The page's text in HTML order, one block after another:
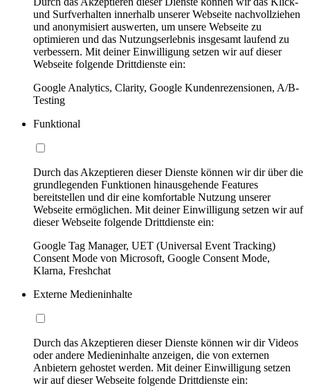
und Surfverhalten innerhalb unserer Webseite nachvollziehen
und anonymisiert auswerten, um unsere Webseite zu
optimieren und das Nutzungserlebnis insgesamt laufend zu
verbessern. Mit deiner Einwilligung setzen wir auf dieser
Webseite folgende Drittdienste ein:
Google Analytics, Clarity, Google Kundenrezensionen, A/B-
Testing
Funktional
Durch das Akzeptieren dieser Dienste können wir dir über die
grundlegenden Funktionen hinausgehende Features
bereitstellen und dir eine komfortable Nutzung unserer
Webseite ermöglichen. Mit deiner Einwilligung setzen wir auf
dieser Webseite folgende Drittdienste ein:
Google Tag Manager, UET (Universal Event Tracking)
Consent Mode von Microsoft, Google Consent Mode,
Klarna, Freshchat
Externe Medieninhalte
Durch das Akzeptieren dieser Dienste können wir dir Videos
oder andere Medieninhalte anzeigen, die von externen
Anbietern gehostet werden. Mit deiner Einwilligung setzen
wir auf dieser Webseite folgende Drittdienste ein: